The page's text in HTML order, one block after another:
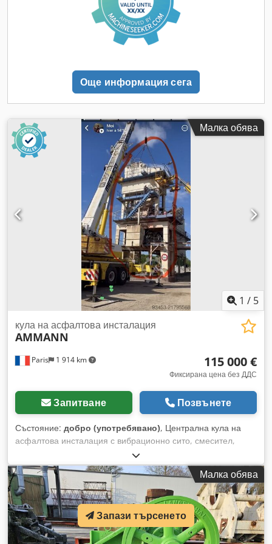
на доставката: 1 европалет с 1 мотор.
Още информация сега
Малка обява
1 / 5
Paris 1 914 km
кула на асфалтова инсталация
AMMANN
115 000 €
Фиксирана цена без ДДС
Запитване Позвънете
Състояние: добро (употребявано), Централна кула на
асфалтова инсталация с вибрационно сито, смесител,
кофовидни елеватори... Капацитет: 160 тона/час Cedpfx
Ahoy Hf Dustorf
Малка обява
Запази търсенето